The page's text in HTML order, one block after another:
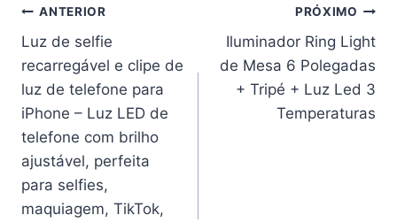
Navegação
de
Post
ANTERIOR
Luz de selfie
recarregável e clipe de
luz de telefone para
iPhone – Luz LED de
telefone com brilho
ajustável, perfeita
para selfies,
maquiagem, TikTok,
PRÓXIMO
Iluminador Ring Light
de Mesa 6 Polegadas
+ Tripé + Luz Led 3
Temperaturas